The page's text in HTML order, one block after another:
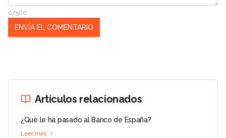
0/500
Artículos relacionados
¿Qué le ha pasado al Banco de España?
Leer más